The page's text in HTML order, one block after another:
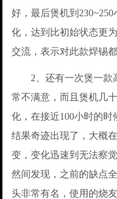
好，最后煲机到
化，达到比初始状态更
交流，表示对此款焊锡
2、还有一次煲一款
常不满意，而且煲机几
化，在接近100小时的时
结果奇迹出现了，大概
变，变化迅速到无法察
然间发现，之前的缺点
头非常有名，使用的烧